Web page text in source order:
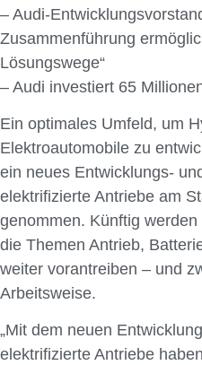
– Audi-
Zusammenführung
Lösungswege“
– Audi investiert 65
Ein optimales Umfeld, um
Elektroautomobile zu
ein neues Entwicklungs-
elektrifizierte Antriebe am
genommen. Künftig
die Themen Antrieb,
weiter vorantreiben – und
Arbeitsweise.
„Mit dem neuen
elektrifizierte Antriebe